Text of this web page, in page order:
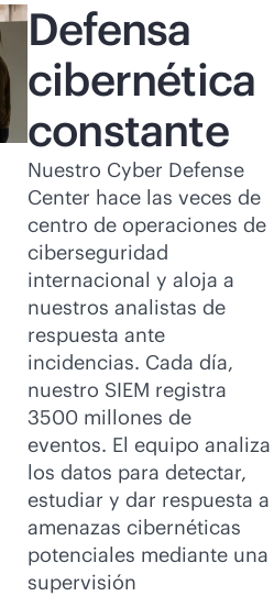
Defensa
cibernética
constante
Nuestro Cyber Defense
Center hace las veces de
centro de operaciones de
ciberseguridad
internacional y aloja a
nuestros analistas de
respuesta ante
incidencias. Cada día,
nuestro SIEM registra
3500 millones de
eventos. El equipo analiza
los datos para detectar,
estudiar y dar respuesta a
amenazas cibernéticas
potenciales mediante una
supervisión